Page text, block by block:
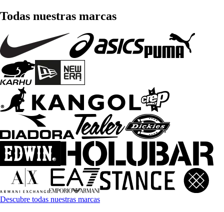
Todas nuestras marcas
Descubre todas nuestras marcas